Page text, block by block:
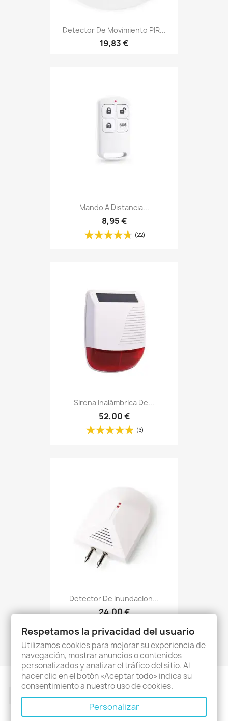
Detector De Movimiento PIR...
19,83 €
Mando A Distancia...
8,95 €
(22)
Sirena Inalámbrica De...
52,00 €
(3)
Detector De Inundacion...
24,00 €
FacebookTwitter Rss YouTubePinterestInstagram
Respetamos la privacidad del usuario
Utilizamos cookies para mejorar su experiencia de
navegación, mostrar anuncios o contenidos
personalizados y analizar el tráfico del sitio. Al
hacer clic en el botón «Aceptar todo» indica su
consentimiento a nuestro uso de cookies.
Personalizar